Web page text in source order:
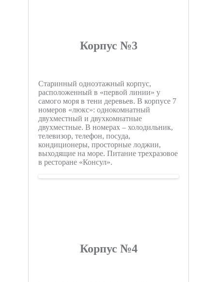
Корпус №3
Старинный одноэтажный корпус,
расположенный в «первой линии» у
самого моря в тени деревьев. В корпусе 7
номеров «люкс»: однокомнатный
двухместный и двухкомнатные
двухместные. В номерах – холодильник,
телевизор, телефон, посуда,
кондиционеры, просторные лоджии,
выходящие на море. Питание трехразовое
в ресторане «Консул».
Корпус №4